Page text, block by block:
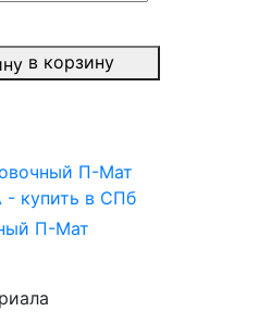
в корзину
П-Мат